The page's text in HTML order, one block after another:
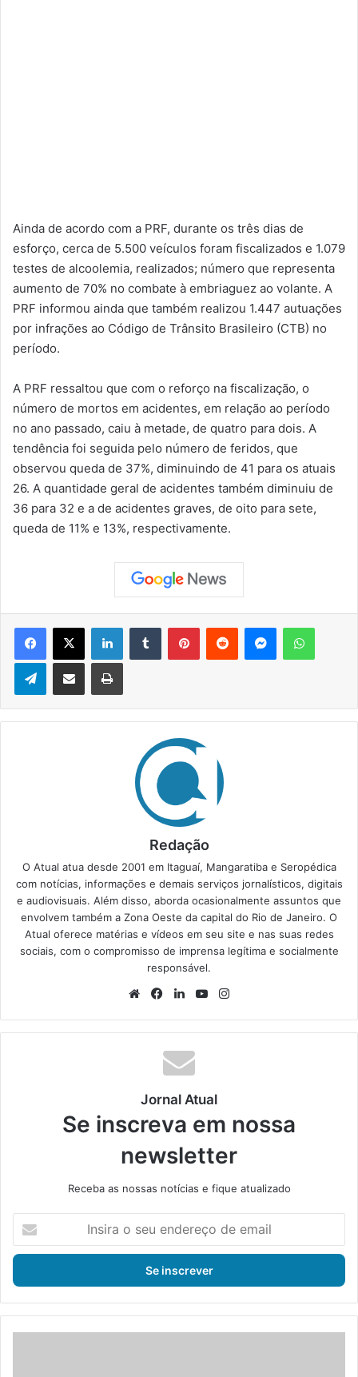
Ainda de acordo com a PRF, durante os três dias de
esforço, cerca de 5.500 veículos foram fiscalizados e 1.079
testes de alcoolemia, realizados; número que representa
aumento de 70% no combate à embriaguez ao volante. A
PRF informou ainda que também realizou 1.447 autuações
por infrações ao Código de Trânsito Brasileiro (CTB) no
período.
A PRF ressaltou que com o reforço na fiscalização, o
número de mortos em acidentes, em relação ao período
no ano passado, caiu à metade, de quatro para dois. A
tendência foi seguida pelo número de feridos, que
observou queda de 37%, diminuindo de 41 para os atuais
26. A quantidade geral de acidentes também diminuiu de
36 para 32 e a de acidentes graves, de oito para sete,
queda de 11% e 13%, respectivamente.
Telegram
Redação
O Atual atua desde 2001 em Itaguaí, Mangaratiba e Seropédica
com notícias, informações e demais serviços jornalísticos, digitais
e audiovisuais. Além disso, aborda ocasionalmente assuntos que
envolvem também a Zona Oeste da capital do Rio de Janeiro. O
Atual oferece matérias e vídeos em seu site e nas suas redes
sociais, com o compromisso de imprensa legítima e socialmente
responsável.
We
te
Fa
bo
ok
Lin
din
Yo
ub
ra
Jornal Atual
Se inscreva em nossa
newsletter
Receba as nossas notícias e fique atualizado
s
r
a